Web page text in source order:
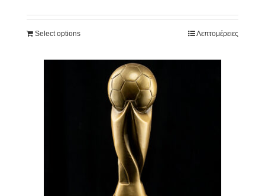
Select options Λεπτομέρειες